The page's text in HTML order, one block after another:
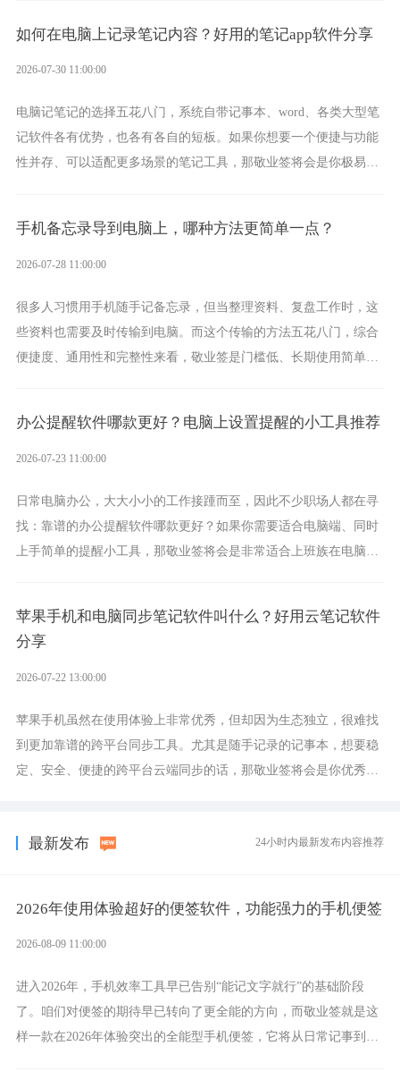
如何在电脑上记录笔记内容？好用的笔记app软件分享
2026-07-30 11:00:00
电脑记笔记的选择五花八门，系统自带记事本、word、各类大型笔
记软件各有优势，也各有各自的短板。如果你想要一个便捷与功能
性并存、可以适配更多场景的笔记工具，那敬业签将会是你极易上
手机备忘录导到电脑上，哪种方法更简单一点？
2026-07-28 11:00:00
很多人习惯用手机随手记备忘录，但当整理资料、复盘工作时，这
些资料也需要及时传输到电脑。而这个传输的方法五花八门，综合
便捷度、通用性和完整性来看，敬业签是门槛低、长期使用简单的
办公提醒软件哪款更好？电脑上设置提醒的小工具推荐
2026-07-23 11:00:00
日常电脑办公，大大小小的工作接踵而至，因此不少职场人都在寻
找：靠谱的办公提醒软件哪款更好？如果你需要适合电脑端、同时
上手简单的提醒小工具，那敬业签将会是非常适合上班族在电脑上
苹果手机和电脑同步笔记软件叫什么？好用云笔记软件
分享
2026-07-22 13:00:00
苹果手机虽然在使用体验上非常优秀，但却因为生态独立，很难找
到更加靠谱的跨平台同步工具。尤其是随手记录的记事本，想要稳
定、安全、便捷的跨平台云端同步的话，那敬业签将会是你优秀的
最新发布 24小时内最新发布内容推荐
2026年使用体验超好的便签软件，功能强力的手机便签
2026-08-09 11:00:00
进入2026年，手机效率工具早已告别“能记文字就行”的基础阶段
了。咱们对便签的期待早已转向了更全能的方向，而敬业签就是这
样一款在2026年体验突出的全能型手机便签，它将从日常记事到时